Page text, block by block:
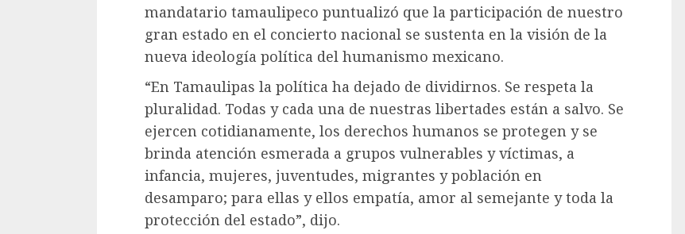
mandatario tamaulipeco puntualizó que la participación de nuestro
gran estado en el concierto nacional se sustenta en la visión de la
nueva ideología política del humanismo mexicano.
“En Tamaulipas la política ha dejado de dividirnos. Se respeta la
pluralidad. Todas y cada una de nuestras libertades están a salvo. Se
ejercen cotidianamente, los derechos humanos se protegen y se
brinda atención esmerada a grupos vulnerables y víctimas, a
infancia, mujeres, juventudes, migrantes y población en
desamparo; para ellas y ellos empatía, amor al semejante y toda la
protección del estado”, dijo.